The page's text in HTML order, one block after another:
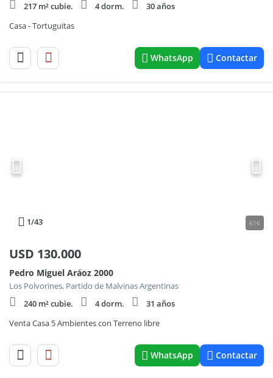
217 m² cubie.
4 dorm.
30 años
Casa - Tortuguitas
WhatsApp Contactar
1/43 616
USD 130.000
Pedro Miguel Aráoz 2000
Los Polvorines, Partido de Malvinas Argentinas
240 m² cubie.
4 dorm.
31 años
Venta Casa 5 Ambientes con Terreno libre
WhatsApp Contactar